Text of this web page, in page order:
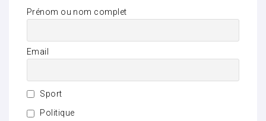
Prénom ou nom complet
Email
Sport
Politique